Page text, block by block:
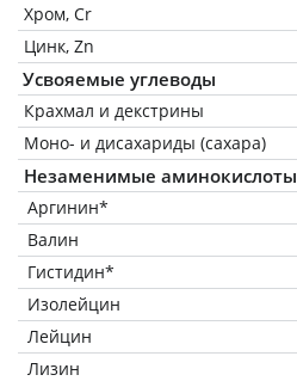
Хром, Cr
Цинк, Zn
Усвояемые углеводы
Крахмал и декстрины
Моно- и дисахариды (сахара)
Незаменимые аминокислоты
Аргинин*
Валин
Гистидин*
Изолейцин
Лейцин
Лизин